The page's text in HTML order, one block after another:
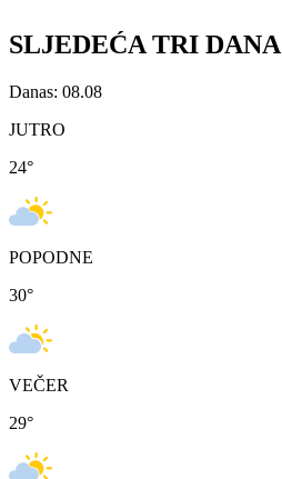
SLJEDEĆA TRI DANA
Danas: 08.08
JUTRO
24°
POPODNE
30°
VEČER
29°